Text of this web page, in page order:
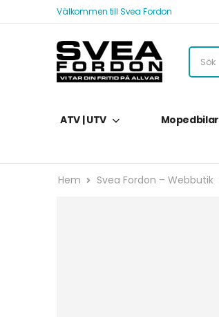
Välkommen till Svea Fordon
ATV | UTV Mopedbilar
Hem Svea Fordon – Webbutik